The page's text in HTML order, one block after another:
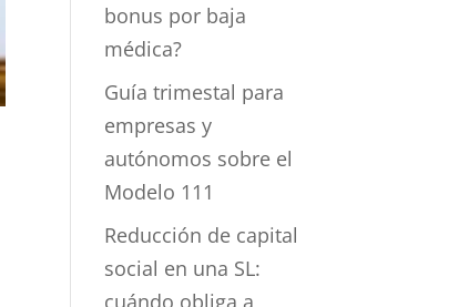
bonus por baja
médica?
Guía trimestal para
empresas y
autónomos sobre el
Modelo 111
Reducción de capital
social en una SL:
cuándo obliga a